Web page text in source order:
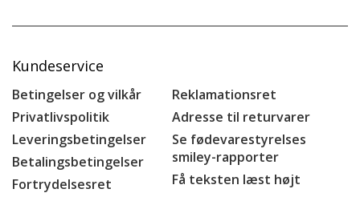
Kundeservice
Betingelser og vilkår
Privatlivspolitik
Leveringsbetingelser
Betalingsbetingelser
Fortrydelsesret
Reklamationsret
Adresse til returvarer
Se fødevarestyrelses
smiley-rapporter
Få teksten læst højt